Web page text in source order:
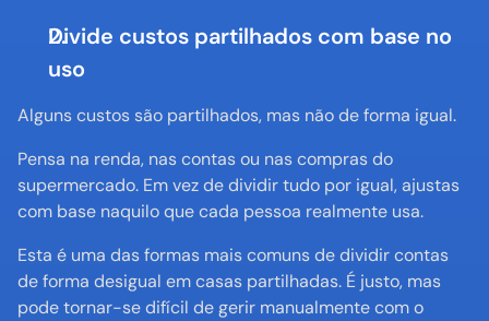
Divide custos partilhados com base no
uso
Alguns custos são partilhados, mas não de forma igual.
Pensa na renda, nas contas ou nas compras do
supermercado. Em vez de dividir tudo por igual, ajustas
com base naquilo que cada pessoa realmente usa.
Esta é uma das formas mais comuns de dividir contas
de forma desigual em casas partilhadas. É justo, mas
pode tornar-se difícil de gerir manualmente com o